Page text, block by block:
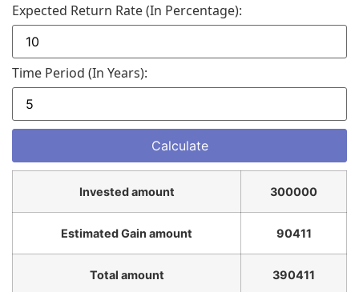
Expected Return Rate (in Percentage):
Time Period (in Years):
Invested amount 300000
Estimated Gain amount 90411
Total amount 390411